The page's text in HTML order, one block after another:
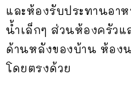
และห้องรับประทานอา
น้ำเล็กๆ ส่วนห้องครัว
ด้านหลังของบ้าน ห้อง
โดยตรงด้วย